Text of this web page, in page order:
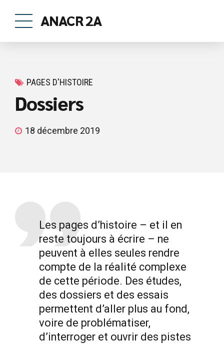
ANACR 2A
PAGES D'HISTOIRE
Dossiers
18 décembre 2019
Les pages d’histoire – et il en
reste toujours à écrire – ne
peuvent à elles seules rendre
compte de la réalité complexe
de cette période. Des études,
des dossiers et des essais
permettent d’aller plus au fond,
voire de problématiser,
d’interroger et ouvrir des pistes